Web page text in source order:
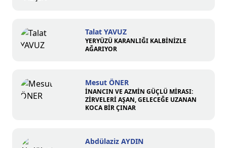
Talat YAVUZ
YERYÜZÜ KARANLIĞI KALBİNİZLE
AĞARIYOR
Mesut ÖNER
İNANCIN VE AZMİN GÜÇLÜ MİRASI:
ZİRVELERİ AŞAN, GELECEĞE UZANAN
KOCA BİR ÇINAR
Abdülaziz AYDIN